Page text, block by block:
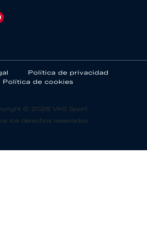
Política de privacidad
Política de cookies
© 2026 VKS Sport.
los derechos resevados.